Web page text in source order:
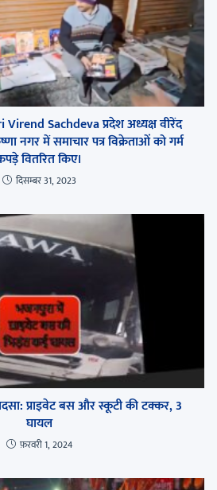
Sachdeva प्रदेश अध्यक्ष वीरेंद
में समाचार पत्र विक्रेताओं को गर्म
वितरित किए।
दिसम्बर 31, 2023
प्राइवेट बस और स्कूटी की टक्कर, 3
घायल
फ़रवरी 1, 2024